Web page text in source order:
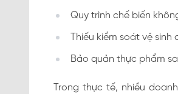
Quy trình chế biến
Thiếu kiểm soát vệ sinh
Bảo quản thực phẩm
Trong thực tế, nhiều